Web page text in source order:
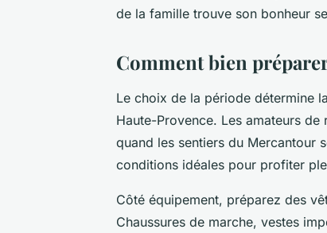
de la famille trouve son bonheur
Comment bien
Le choix de la période détermine
Haute-Provence. Les amateurs
quand les sentiers du Mercantour
conditions idéales pour profiter
Côté équipement, préparez des
Chaussures de marche, vestes